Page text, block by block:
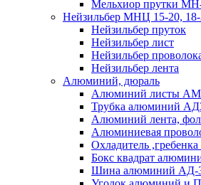
Мельхиор прутки
Нейзильбер МНЦ 15-20,
Нейзильбер пруток
Нейзильбер лист
Нейзильбер
Нейзильбер лента
Алюминий, дюраль
Алюминий листы
Трубка алюминий
Алюминий лента,
Алюминиевая
Охладитель
Бокс квадрат
Шина алюминий АД-